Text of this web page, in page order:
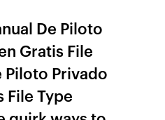
De Piloto
Gratis File
Piloto Privado
File Type